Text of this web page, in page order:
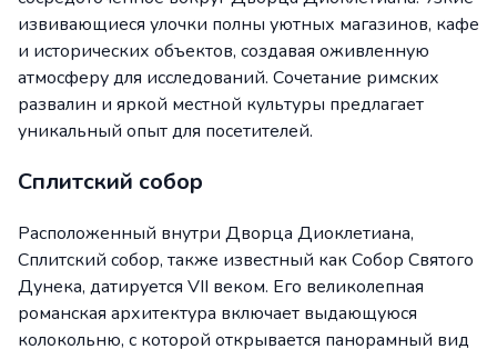
извивающиеся улочки полны уютных магазинов, кафе
и исторических объектов, создавая оживленную
атмосферу для исследований. Сочетание римских
развалин и яркой местной культуры предлагает
уникальный опыт для посетителей.
Сплитский собор
Расположенный внутри Дворца Диоклетиана,
Сплитский собор, также известный как Собор Святого
Дунека, датируется VII веком. Его великолепная
романская архитектура включает выдающуюся
колокольню, с которой открывается панорамный вид